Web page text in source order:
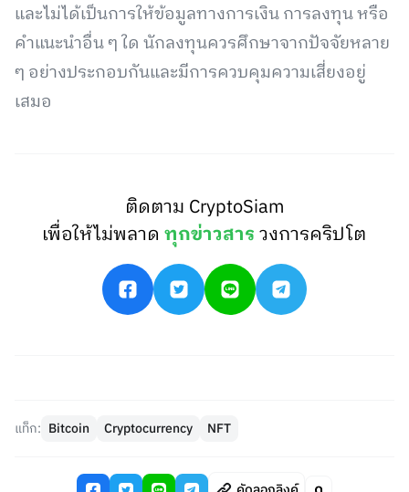
และไม่ได้เป็นการให้ข้อมูลทางการเงิน การลงทุน หรือ
คำแนะนำอื่น ๆ ใด นักลงทุนควรศึกษาจากปัจจัยหลาย
ๆ อย่างประกอบกันและมีการควบคุมความเสี่ยงอยู่
เสมอ
ติดตาม CryptoSiam
เพื่อให้ไม่พลาดทุกข่าวสารวงการคริปโต
แท็ก: Bitcoin Cryptocurrency NFT